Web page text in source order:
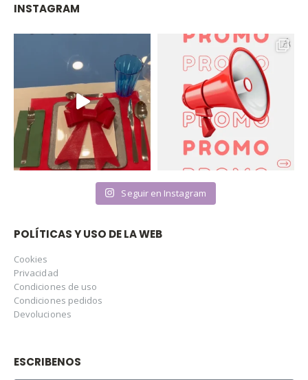
INSTAGRAM
Seguir en Instagram
POLÍTICAS Y USO DE LA WEB
Cookies
Privacidad
Condiciones de uso
Condiciones pedidos
Devoluciones
ESCRIBENOS